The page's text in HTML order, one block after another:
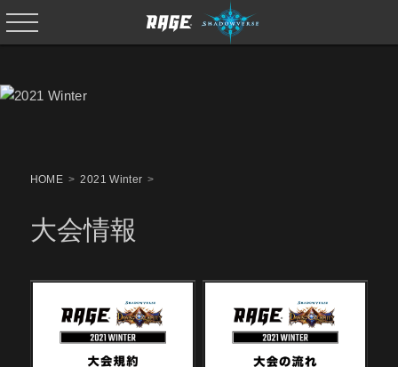
HOME 2021 Winter
大会情報